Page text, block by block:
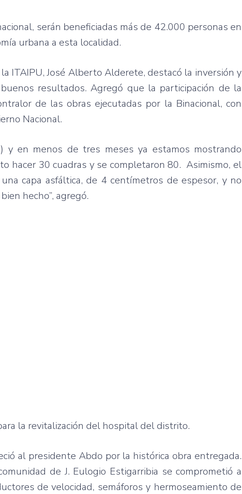
serán beneficiadas más de 42.000 personas en
urbana a esta localidad.
ITAIPU, José Alberto Alderete, destacó la inversión y
resultados. Agregó que la participación de la
de las obras ejecutadas por la Binacional, con
Nacional.
y en menos de tres meses ya estamos mostrando
hacer 30 cuadras y se completaron 80. Asimismo, el
capa asfáltica, de 4 centímetros de espesor, y no
hecho”, agregó.
la revitalización del hospital del distrito.
al presidente Abdo por la histórica obra entregada.
de J. Eulogio Estigarribia se comprometió a
de velocidad, semáforos y hermoseamiento de